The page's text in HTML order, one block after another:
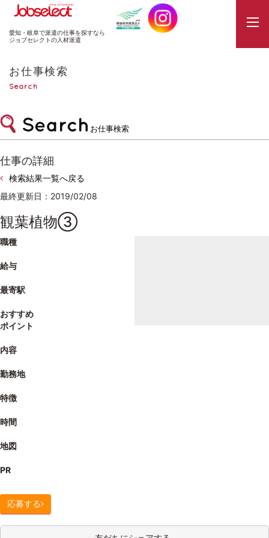
JobSelect
愛知・岐阜で派遣の仕事を探すなら
ジョブセレクトの人材派遣
お仕事検索
Search
お仕事検索
仕事の詳細
検索結果一覧へ戻る
最終更新日：2019/02/08
観葉植物③
職種
給与
最寄駅
おすすめ
ポイント
内容
勤務地
特徴
時間
地図
PR
応募する